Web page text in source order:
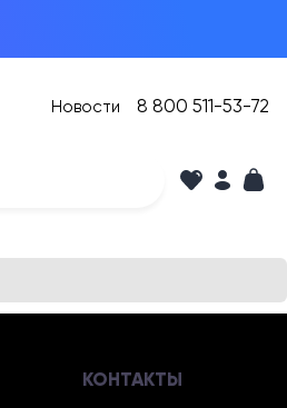
Новости 8 800 511-53-72
КОНТАКТЫ